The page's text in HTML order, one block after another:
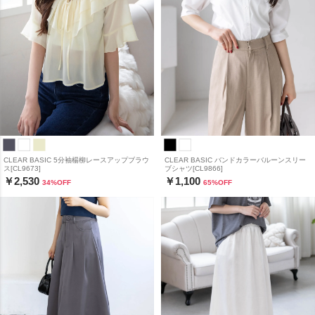
CLEAR BASIC 5分袖楊柳レースアップブラウ
ス[CL9673]
￥2,530 34%OFF
CLEAR BASIC バンドカラーバルーンスリー
ブシャツ[CL9866]
￥1,100 65%OFF